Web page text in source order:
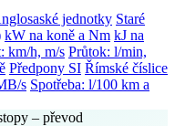
jednotky Staré
kW na koně a Nm kJ na
km/h, m/s Průtok: l/min,
Předpony SI Římské číslice
s Spotřeba: l/100 km a
– převod